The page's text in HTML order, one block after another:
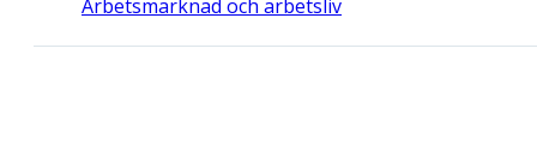
Arbetsmarknad och arbetsliv